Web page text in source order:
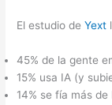
El estudio deYext
45% de la gente
15% usa IA (y
14% se fía más